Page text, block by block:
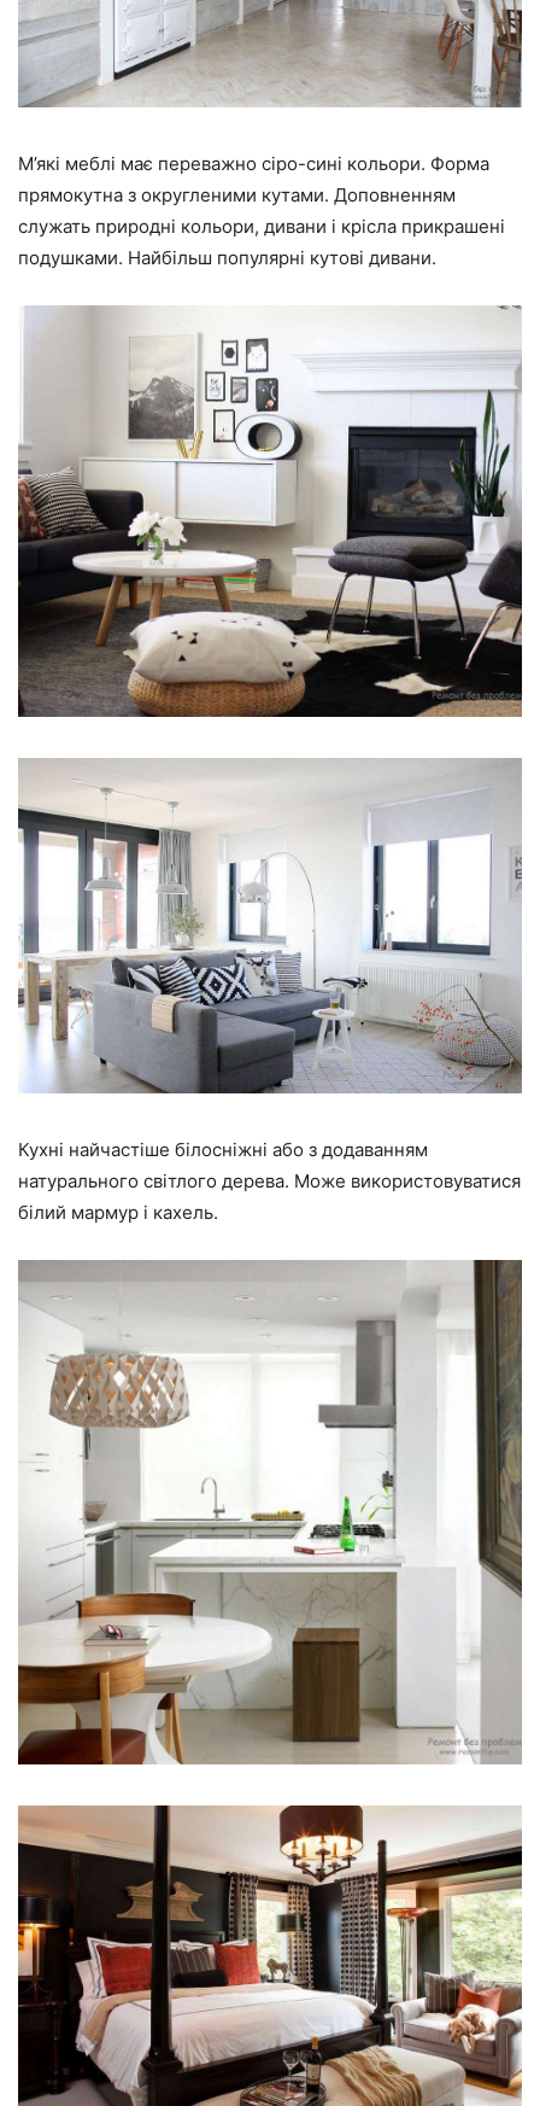
М’які меблі має переважно сіро-сині кольори. Форма
прямокутна з округленими кутами. Доповненням
служать природні кольори, дивани і крісла прикрашені
подушками. Найбільш популярні кутові дивани.
Кухні найчастіше білосніжні або з додаванням
натурального світлого дерева. Може використовуватися
білий мармур і кахель.